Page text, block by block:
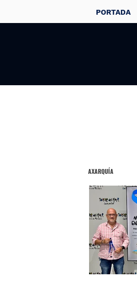
PORTADA
AXARQUÍA